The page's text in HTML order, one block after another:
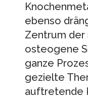
ebenso
Zentrum der
osteogene
ganze
gezielte
auftretende